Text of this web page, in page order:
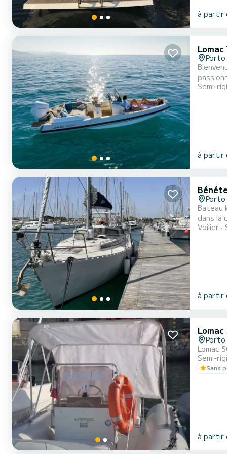
à partir
Porto
Semi-
à partir
Porto
Bateau
dans la
Voilier
à partir
Lomac
Porto
Lomac
Semi-
Sans
à partir